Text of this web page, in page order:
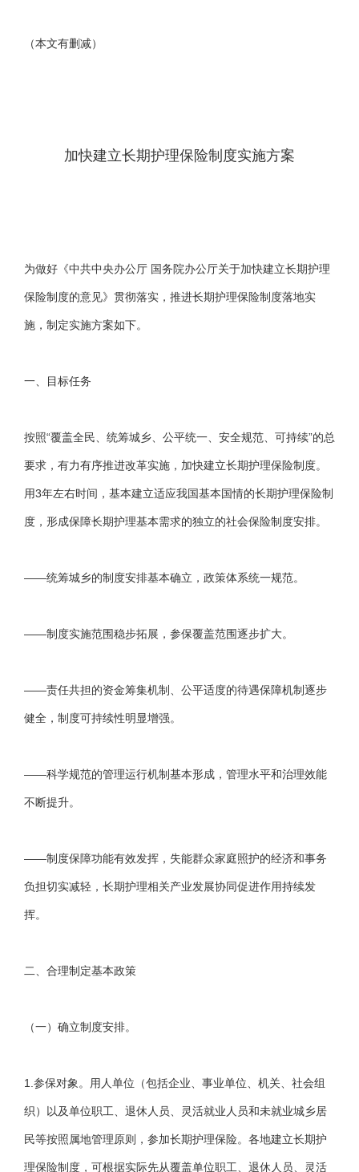
（本文有删减）
加快建立长期护理保险制度实施方案
为做好《中共中央办公厅 国务院办公厅关于加快建立长期护理
保险制度的意见》贯彻落实，推进长期护理保险制度落地实
施，制定实施方案如下。
一、目标任务
按照“覆盖全民、统筹城乡、公平统一、安全规范、可持续”的总
要求，有力有序推进改革实施，加快建立长期护理保险制度。
用3年左右时间，基本建立适应我国基本国情的长期护理保险制
度，形成保障长期护理基本需求的独立的社会保险制度安排。
——统筹城乡的制度安排基本确立，政策体系统一规范。
——制度实施范围稳步拓展，参保覆盖范围逐步扩大。
——责任共担的资金筹集机制、公平适度的待遇保障机制逐步
健全，制度可持续性明显增强。
——科学规范的管理运行机制基本形成，管理水平和治理效能
不断提升。
——制度保障功能有效发挥，失能群众家庭照护的经济和事务
负担切实减轻，长期护理相关产业发展协同促进作用持续发
挥。
二、合理制定基本政策
（一）确立制度安排。
1.参保对象。用人单位（包括企业、事业单位、机关、社会组
织）以及单位职工、退休人员、灵活就业人员和未就业城乡居
民等按照属地管理原则，参加长期护理保险。各地建立长期护
理保险制度，可根据实际先从覆盖单位职工、退休人员、灵活